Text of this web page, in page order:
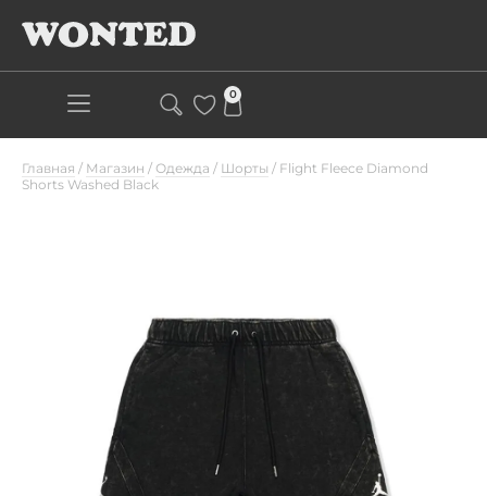
0
Главная / Магазин / Одежда / Шорты / Flight Fleece Diamond
Shorts Washed Black